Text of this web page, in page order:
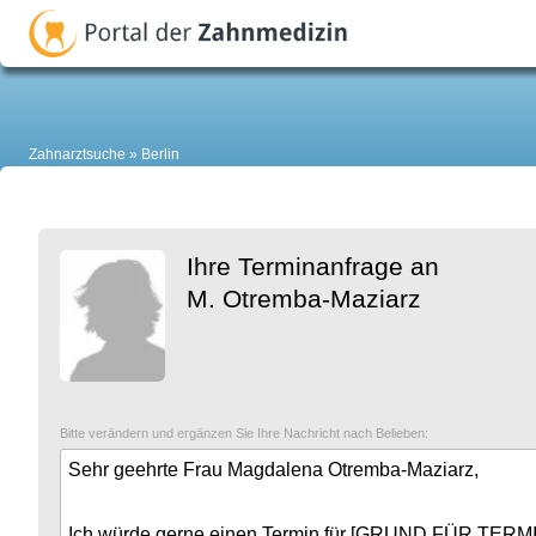
Zahnarztsuche Berlin
Ihre Terminanfrage an
M. Otremba-Maziarz
Bitte verändern und ergänzen Sie Ihre Nachricht nach Belieben: